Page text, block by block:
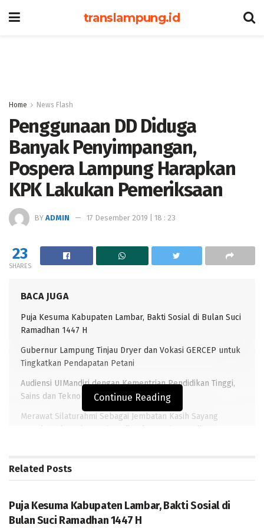
translampung.id
Home News Flash
Penggunaan DD Diduga
Banyak Penyimpangan,
Pospera Lampung Harapkan
KPK Lakukan Pemeriksaan
BY ADMIN 17 Desember 2019 | 18 : 23
23
SHARES
BACA JUGA
Puja Kesuma Kabupaten Lambar, Bakti Sosial di Bulan Suci
Ramadhan 1447 H
Gubernur Lampung Tinjau Dryer dan Vokasi GERCEP untuk
Tingkatkan Pendapatan Petani
Audiensi UIMandiri dengan Kementrian Pendidikan Tinggi,
Sains dan Teknologi Republik Indonesia.
Merawat Silaturahmi Sebagai Jembatan Kasih Sayang
Menuju Indonesia Bersinar di Bulan Suci Ramadhan.
TRANSLAMPUNG.COM–TUBABA. Diduga masih banyaknya
penggunaan Dana Desa (DD), maka Ketua Dewan
Pimpinan Daerah (DPD) Posko Perjuangan Rakyat
Continue Reading
Related Posts
Puja Kesuma Kabupaten Lambar, Bakti Sosial di
Bulan Suci Ramadhan 1447 H